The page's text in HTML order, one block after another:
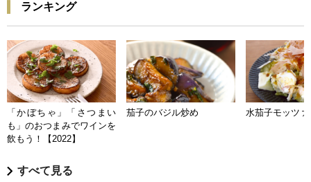
ランキング
「かぼちゃ」「さつまい
も」のおつまみでワインを
飲もう！【2022】
茄子のバジル炒め 水茄子モッツァ
すべて見る